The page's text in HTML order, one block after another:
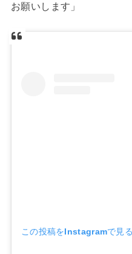
お願いします」
この投稿をInstagramで見る